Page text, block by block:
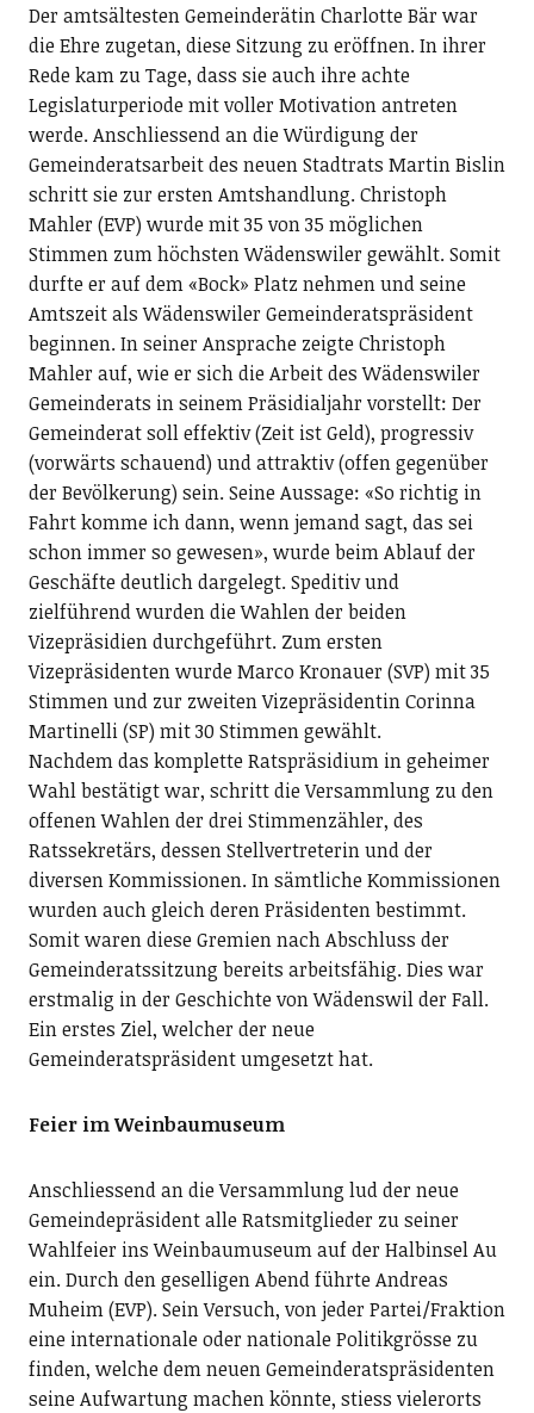
Der amtsältesten Gemeinderätin Charlotte Bär war
die Ehre zugetan, diese Sitzung zu eröffnen. In ihrer
Rede kam zu Tage, dass sie auch ihre achte
Legislaturperiode mit voller Motivation antreten
werde. Anschliessend an die Würdigung der
Gemeinderatsarbeit des neuen Stadtrats Martin Bislin
schritt sie zur ersten Amtshandlung. Christoph
Mahler (EVP) wurde mit 35 von 35 möglichen
Stimmen zum höchsten Wädenswiler gewählt. Somit
durfte er auf dem «Bock» Platz nehmen und seine
Amtszeit als Wädenswiler Gemeinderatspräsident
beginnen. In seiner Ansprache zeigte Christoph
Mahler auf, wie er sich die Arbeit des Wädenswiler
Gemeinderats in seinem Präsidialjahr vorstellt: Der
Gemeinderat soll effektiv (Zeit ist Geld), progressiv
(vorwärts schauend) und attraktiv (offen gegenüber
der Bevölkerung) sein. Seine Aussage: «So richtig in
Fahrt komme ich dann, wenn jemand sagt, das sei
schon immer so gewesen», wurde beim Ablauf der
Geschäfte deutlich dargelegt. Speditiv und
zielführend wurden die Wahlen der beiden
Vizepräsidien durchgeführt. Zum ersten
Vizepräsidenten wurde Marco Kronauer (SVP) mit 35
Stimmen und zur zweiten Vizepräsidentin Corinna
Martinelli (SP) mit 30 Stimmen gewählt.
Nachdem das komplette Ratspräsidium in geheimer
Wahl bestätigt war, schritt die Versammlung zu den
offenen Wahlen der drei Stimmenzähler, des
Ratssekretärs, dessen Stellvertreterin und der
diversen Kommissionen. In sämtliche Kommissionen
wurden auch gleich deren Präsidenten bestimmt.
Somit waren diese Gremien nach Abschluss der
Gemeinderatssitzung bereits arbeitsfähig. Dies war
erstmalig in der Geschichte von Wädenswil der Fall.
Ein erstes Ziel, welcher der neue
Gemeinderatspräsident umgesetzt hat.
Feier im Weinbaumuseum
Anschliessend an die Versammlung lud der neue
Gemeindepräsident alle Ratsmitglieder zu seiner
Wahlfeier ins Weinbaumuseum auf der Halbinsel Au
ein. Durch den geselligen Abend führte Andreas
Muheim (EVP). Sein Versuch, von jeder Partei/Fraktion
eine internationale oder nationale Politikgrösse zu
finden, welche dem neuen Gemeinderatspräsidenten
seine Aufwartung machen könnte, stiess vielerorts